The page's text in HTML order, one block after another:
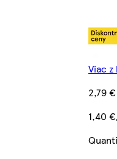
Viac
2,79 €
1,40